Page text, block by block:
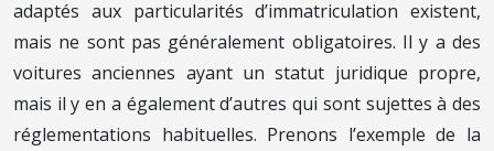
adaptés aux particularités d’immatriculation existent,
mais ne sont pas généralement obligatoires. Il y a des
voitures anciennes ayant un statut juridique propre,
mais il y en a également d’autres qui sont sujettes à des
réglementations habituelles. Prenons l’exemple de la